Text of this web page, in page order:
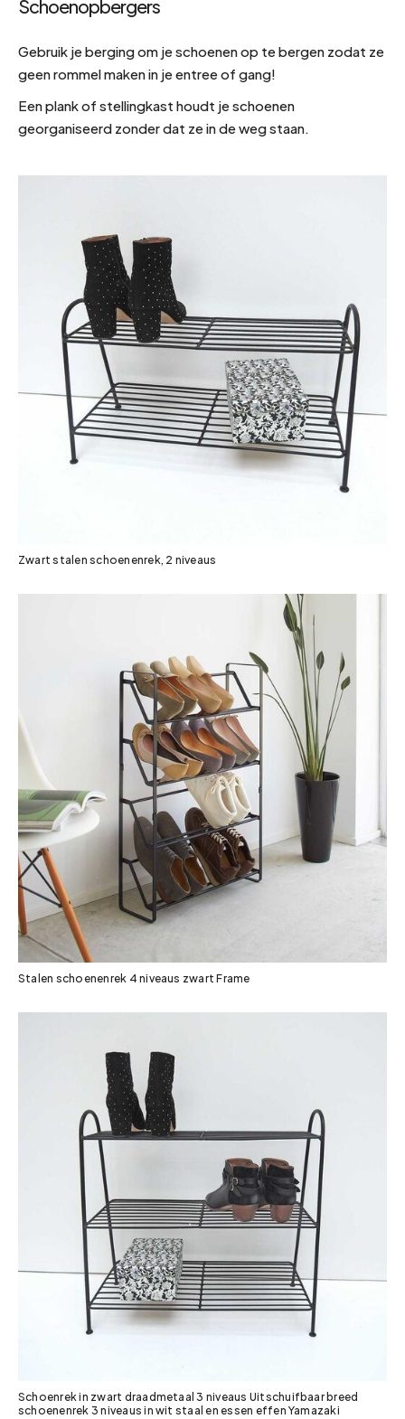
Schoenopbergers
Gebruik je berging om je schoenen op te bergen zodat ze
geen rommel maken in je entree of gang!
Een plank of stellingkast houdt je schoenen
georganiseerd zonder dat ze in de weg staan.
Zwart stalen schoenenrek, 2 niveaus
Stalen schoenenrek 4 niveaus zwart Frame
Schoenrek in zwart draadmetaal 3 niveaus Uitschuifbaar breed
schoenenrek 3 niveaus in wit staal en essen effen Yamazaki